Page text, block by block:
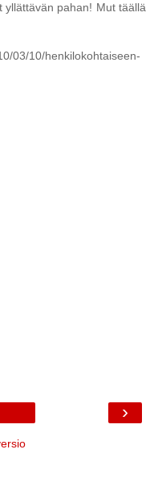
yllättävän pahan! Mut täällä
03/10/henkilokohtaiseen-
›